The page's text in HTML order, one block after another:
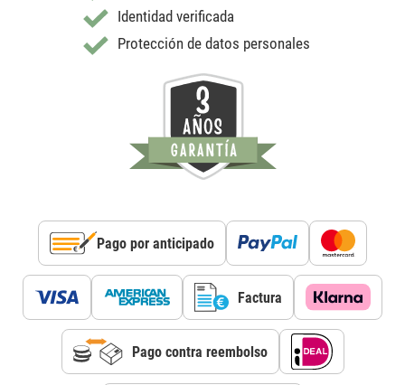
Identidad verificada
Protección de datos personales
Pago por anticipado
Factura
Pago contra reembolso